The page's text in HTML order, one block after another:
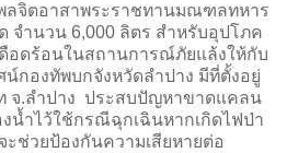
ลจิตอาสาพระราชทานมณฑลทหาร
จำนวน 6,000 ลิตร สำหรับอุปโภค
อดร้อนในสถานการณ์ภัยแล้งให้กับ
กองทัพบกจังหวัดลำปาง มีที่ตั้งอยู่
จ.ลำปาง ประสบปัญหาขาดแคลน
น้ำไว้ใช้กรณีฉุกเฉินหากเกิดไฟป่า
ช่วยป้องกันความเสียหายต่อ